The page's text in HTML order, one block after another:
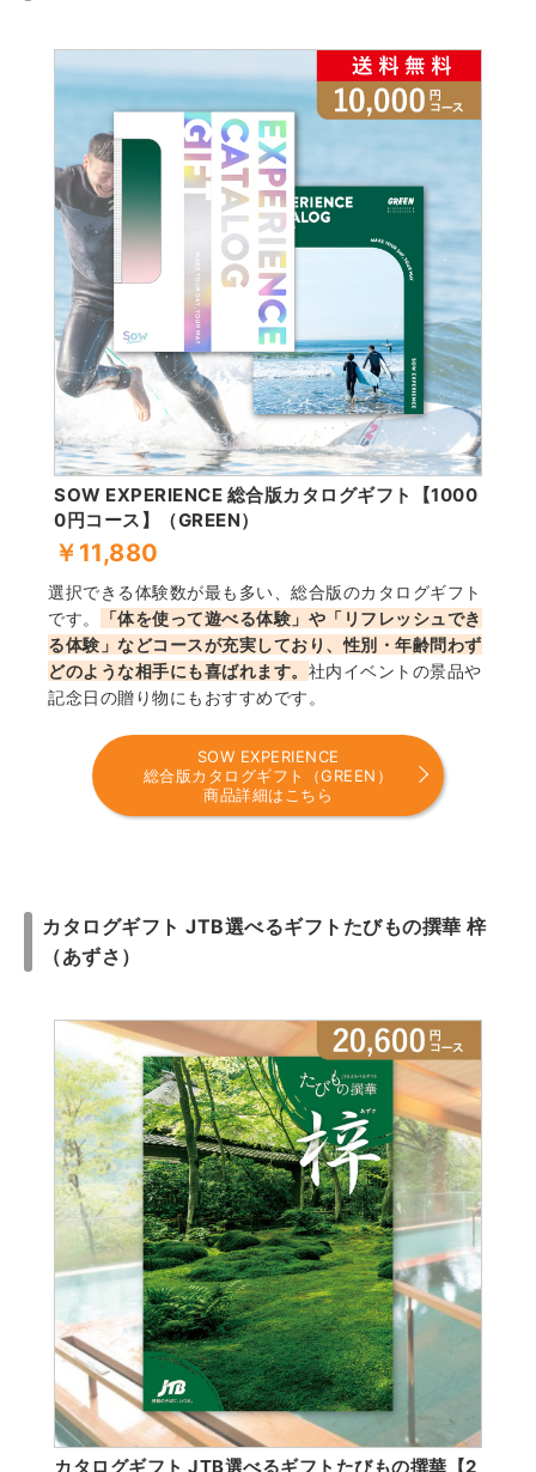
SOW EXPERIENCE 総合版カタログギフト【1000
0円コース】（GREEN）
￥11,880
選択できる体験数が最も多い、総合版のカタログギフト
です。
「体を使って遊べる体験」や「リフレッシュでき
る体験」などコースが充実しており、性別・年齢問わず
どのような相手にも喜ばれます。 社内イベントの景品や
記念日の贈り物にもおすすめです。
SOW EXPERIENCE
総合版カタログギフト（GREEN）
商品詳細はこちら
カタログギフト JTB選べるギフトたびもの撰華 梓
（あずさ）
カタログギフト JTB選べるギフトたびもの撰華【2